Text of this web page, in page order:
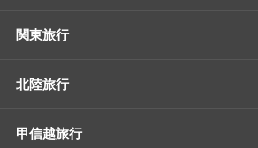
関東旅行
北陸旅行
甲信越旅行